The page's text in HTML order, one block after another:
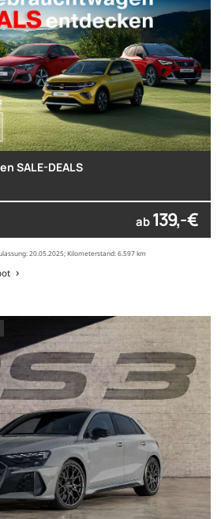
SALE-DEALS
ab 139,- €
20.05.2025; Kilometerstand: 6.597 km